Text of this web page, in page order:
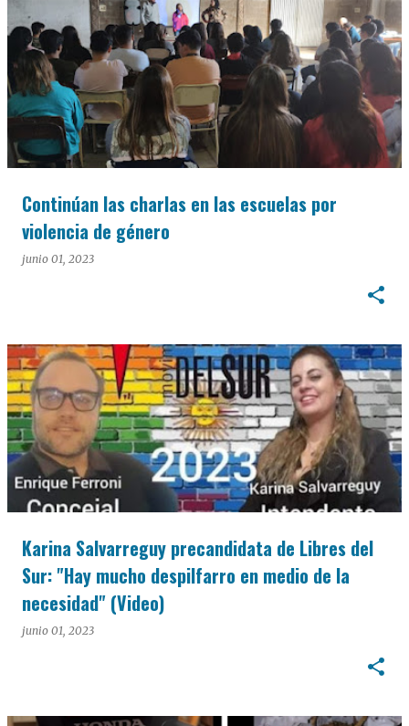
Continúan las charlas en las escuelas por
violencia de género
junio 01, 2023
Karina Salvarreguy precandidata de Libres del
Sur: "Hay mucho despilfarro en medio de la
necesidad" (Video)
junio 01, 2023